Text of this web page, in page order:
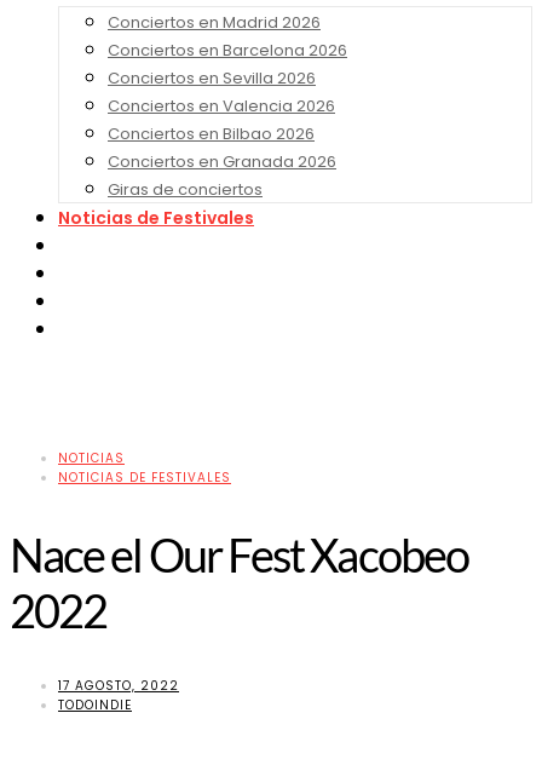
Conciertos en Madrid 2026
Conciertos en Barcelona 2026
Conciertos en Sevilla 2026
Conciertos en Valencia 2026
Conciertos en Bilbao 2026
Conciertos en Granada 2026
Giras de conciertos
Noticias de Festivales
NOTICIAS
NOTICIAS DE FESTIVALES
Nace el Our Fest Xacobeo
2022
17 AGOSTO, 2022
TODOINDIE